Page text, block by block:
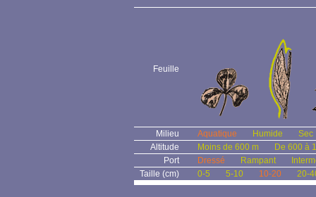
Feuille
Milieu Aquatique Humide
Sec
Altitude
Moins de 600 m
De 600 à
Port
Dressé Rampant
Taille (cm)
0-5 5-10 10-20 20-